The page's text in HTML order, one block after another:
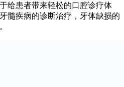
给患者带来轻松的口腔诊疗体
髓疾病的诊断治疗，牙体缺损的